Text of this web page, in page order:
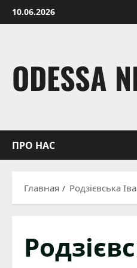
Перейти
к
10.06.2026
ODESSA
ПРО НАС
Главная Родзієвська